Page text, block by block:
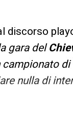
discorso
gara del
nulla di